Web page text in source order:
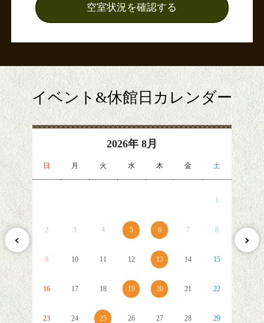
イベント&休館日カレンダー
2026年 8月
日 月 火 水 木 金 土
1
2 3 4 5 6 7 8
9 10 11 12 13 14 15
16 17 18 19 20 21 22
23 24 25 26 27 28 29